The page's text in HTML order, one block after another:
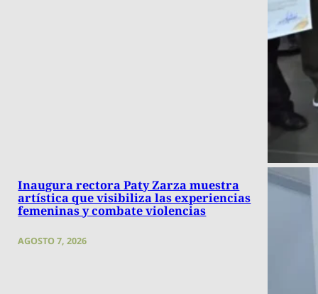
Inaugura rectora Paty Zarza muestra
artística que visibiliza las experiencias
femeninas y combate violencias
AGOSTO 7, 2026